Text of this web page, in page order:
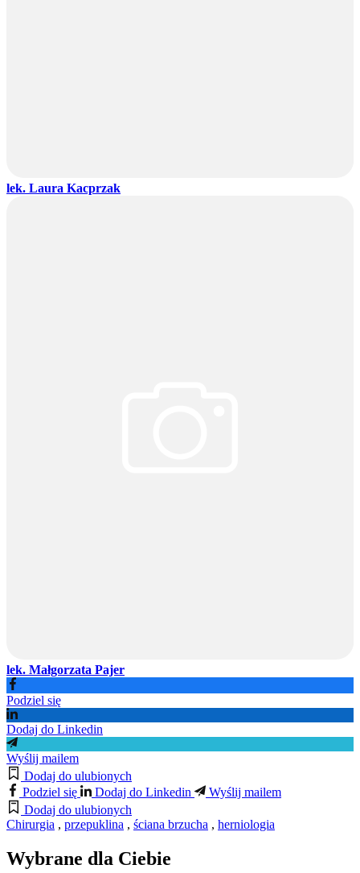
lek. Laura Kacprzak
lek. Małgorzata Pajer
Podziel się
Dodaj do Linkedin
Wyślij mailem
Dodaj do ulubionych
Podziel się
Dodaj do Linkedin
Wyślij mailem
Dodaj do ulubionych
Chirurgia , przepuklina , ściana brzucha , herniologia
Wybrane dla Ciebie